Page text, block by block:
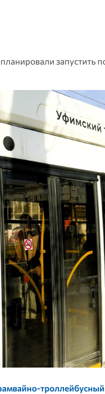
запустить
троллейбусный